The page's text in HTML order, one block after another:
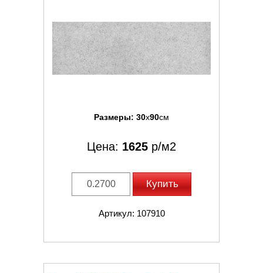
Размеры: 30x90см
Цена: 1625 р/м2
Купить
Артикул: 107910